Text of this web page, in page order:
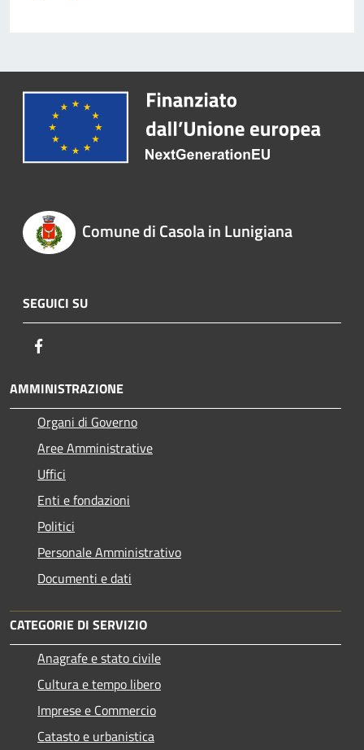
Comune di Casola in Lunigiana
SEGUICI SU
AMMINISTRAZIONE
Organi di Governo
Aree Amministrative
Uffici
Enti e fondazioni
Politici
Personale Amministrativo
Documenti e dati
CATEGORIE DI SERVIZIO
Anagrafe e stato civile
Cultura e tempo libero
Imprese e Commercio
Catasto e urbanistica